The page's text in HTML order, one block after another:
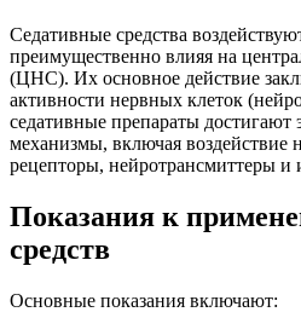
Седативные средства
преимущественно влияя на
(ЦНС). Их основное действие
активности нервных клеток
седативные препараты достигают
механизмы, включая воздействие
рецепторы, нейротрансмиттеры и
Показания к
средств
Основные показания включают: